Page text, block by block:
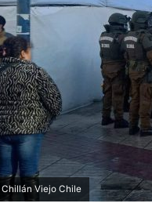
Chillán Viejo Chile